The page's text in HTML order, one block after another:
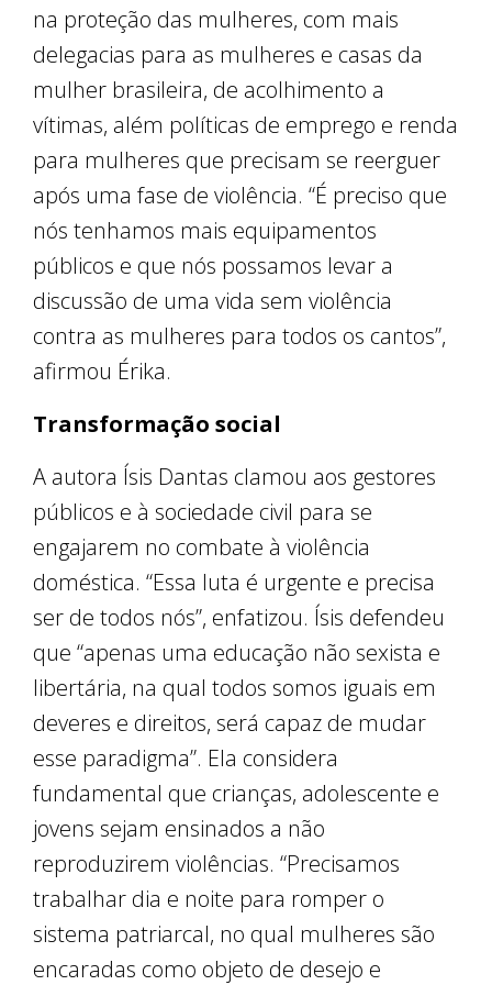
na proteção das mulheres, com mais
delegacias para as mulheres e casas da
mulher brasileira, de acolhimento a
vítimas, além políticas de emprego e renda
para mulheres que precisam se reerguer
após uma fase de violência. “É preciso que
nós tenhamos mais equipamentos
públicos e que nós possamos levar a
discussão de uma vida sem violência
contra as mulheres para todos os cantos”,
afirmou Érika.
Transformação social
A autora Ísis Dantas clamou aos gestores
públicos e à sociedade civil para se
engajarem no combate à violência
doméstica. “Essa luta é urgente e precisa
ser de todos nós”, enfatizou. Ísis defendeu
que “apenas uma educação não sexista e
libertária, na qual todos somos iguais em
deveres e direitos, será capaz de mudar
esse paradigma”. Ela considera
fundamental que crianças, adolescente e
jovens sejam ensinados a não
reproduzirem violências. “Precisamos
trabalhar dia e noite para romper o
sistema patriarcal, no qual mulheres são
encaradas como objeto de desejo e